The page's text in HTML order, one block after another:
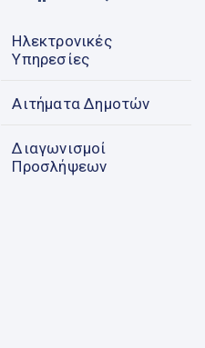
Ηλεκτρονικές
Υπηρεσίες
Αιτήματα Δημοτών
Διαγωνισμοί
Προσλήψεων